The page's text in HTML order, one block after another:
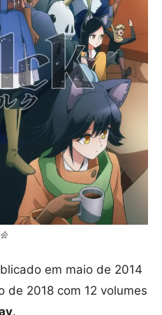
em maio de 2014
de 2018 com 12 volumes
.